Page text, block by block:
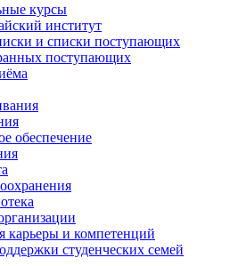
курсы
институт
и списки поступающих
поступающих
обеспечение
карьеры и компетенций
студенческих семей